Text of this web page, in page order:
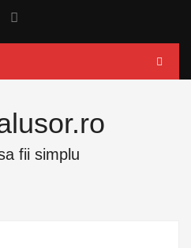
fii simplu